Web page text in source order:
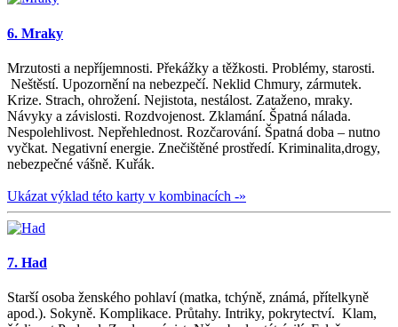
6. Mraky
Mrzutosti a nepříjemnosti. Překážky a těžkosti. Problémy, starosti.
Neštěstí. Upozornění na nebezpečí. Neklid Chmury, zármutek.
Krize. Strach, ohrožení. Nejistota, nestálost. Zataženo, mraky.
Návyky a závislosti. Rozdvojenost. Zklamání. Špatná nálada.
Nespolehlivost. Nepřehlednost. Rozčarování. Špatná doba – nutno
vyčkat. Negativní energie. Znečištěné prostředí. Kriminalita,drogy,
nebezpečné vášně. Kuřák.
Ukázat výklad této karty v kombinacích -»
7. Had
Starší osoba ženského pohlaví (matka, tchýně, známá, přítelkyně
apod.). Sokyně. Komplikace. Průtahy. Intriky, pokrytectví. Klam,